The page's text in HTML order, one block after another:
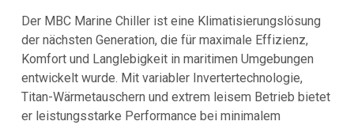
Der MBC Marine Chiller ist eine Klimatisierungslösung
der nächsten Generation, die für maximale Effizienz,
Komfort und Langlebigkeit in maritimen Umgebungen
entwickelt wurde. Mit variabler Invertertechnologie,
Titan-Wärmetauschern und extrem leisem Betrieb bietet
er leistungsstarke Performance bei minimalem